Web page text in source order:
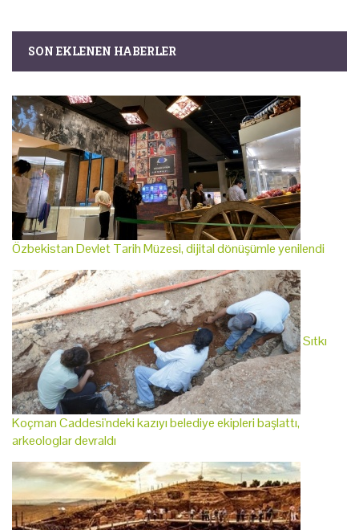
SON EKLENEN HABERLER
Özbekistan Devlet Tarih Müzesi, dijital dönüşümle yenilendi
Sıtkı
Koçman Caddesi'ndeki kazıyı belediye ekipleri başlattı,
arkeologlar devraldı